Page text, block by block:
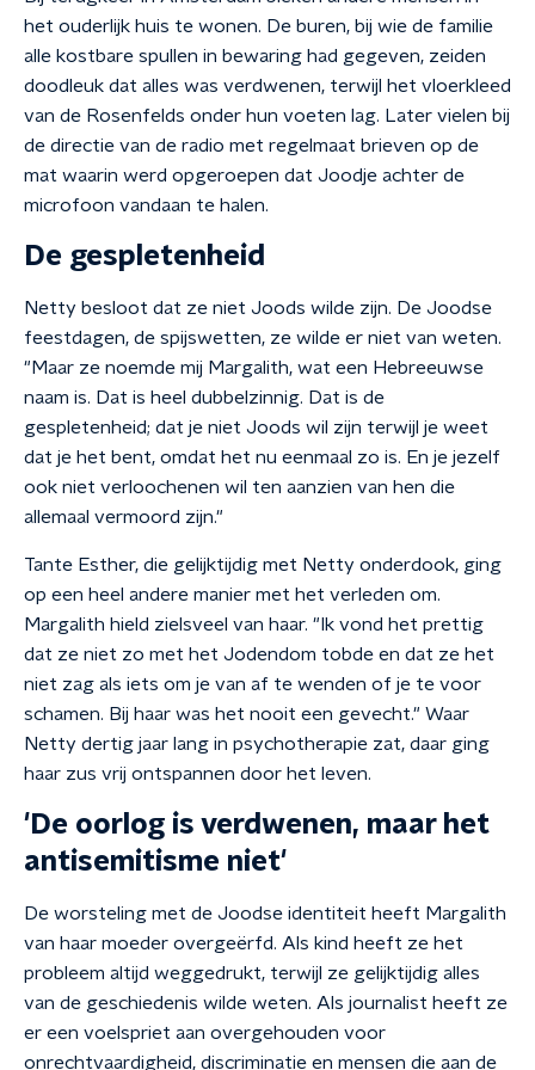
het ouderlijk huis te wonen. De buren, bij wie de familie
alle kostbare spullen in bewaring had gegeven, zeiden
doodleuk dat alles was verdwenen, terwijl het vloerkleed
van de Rosenfelds onder hun voeten lag. Later vielen bij
de directie van de radio met regelmaat brieven op de
mat waarin werd opgeroepen dat Joodje achter de
microfoon vandaan te halen.
De gespletenheid
Netty besloot dat ze niet Joods wilde zijn. De Joodse
feestdagen, de spijswetten, ze wilde er niet van weten.
"Maar ze noemde mij Margalith, wat een Hebreeuwse
naam is. Dat is heel dubbelzinnig. Dat is de
gespletenheid; dat je niet Joods wil zijn terwijl je weet
dat je het bent, omdat het nu eenmaal zo is. En je jezelf
ook niet verloochenen wil ten aanzien van hen die
allemaal vermoord zijn."
Tante Esther, die gelijktijdig met Netty onderdook, ging
op een heel andere manier met het verleden om.
Margalith hield zielsveel van haar. "Ik vond het prettig
dat ze niet zo met het Jodendom tobde en dat ze het
niet zag als iets om je van af te wenden of je te voor
schamen. Bij haar was het nooit een gevecht." Waar
Netty dertig jaar lang in psychotherapie zat, daar ging
haar zus vrij ontspannen door het leven.
'De oorlog is verdwenen, maar het
antisemitisme niet'
De worsteling met de Joodse identiteit heeft Margalith
van haar moeder overgeërfd. Als kind heeft ze het
probleem altijd weggedrukt, terwijl ze gelijktijdig alles
van de geschiedenis wilde weten. Als journalist heeft ze
er een voelspriet aan overgehouden voor
onrechtvaardigheid, discriminatie en mensen die aan de